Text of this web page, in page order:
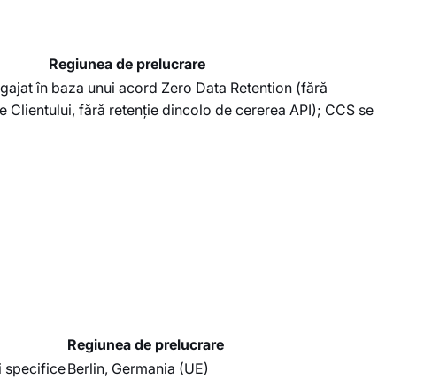
Regiunea de prelucrare
în baza unui acord Zero Data Retention (fără
Clientului, fără retenție dincolo de cererea API); CCS se
Regiunea de prelucrare
specificeBerlin, Germania (UE)